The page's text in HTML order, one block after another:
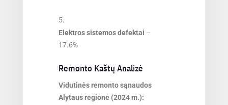
Elektros sistemos defektai –
17.6%
Remonto Kaštų Analizė
Vidutinės remonto sąnaudos
Alytaus regione (2024 m.):